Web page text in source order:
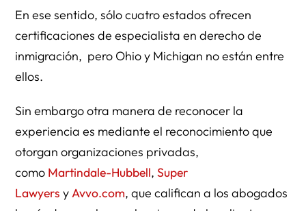
En ese sentido, sólo cuatro estados ofrecen
certificaciones de especialista en derecho de
inmigración, pero Ohio y Michigan no están entre
ellos.
Sin embargo otra manera de reconocer la
experiencia es mediante el reconocimiento que
otorgan organizaciones privadas,
como Martindale-Hubbell,Super
Lawyers yAvvo.com, que califican a los abogados